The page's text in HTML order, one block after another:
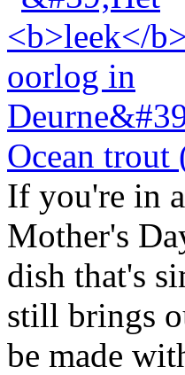
Ocean
If you're in
Mother's
dish that's
still brings
be made